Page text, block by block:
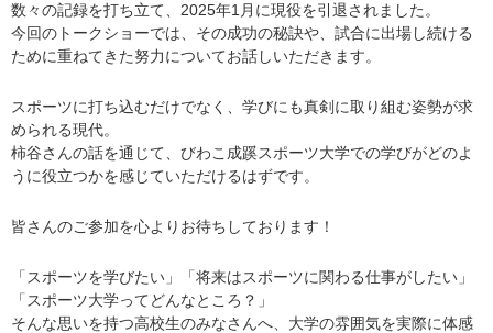
数々の記録を打ち立て、2025年1月に現役を引退されました。
今回のトークショーでは、その成功の秘訣や、試合に出場し続ける
ために重ねてきた努力についてお話しいただきます。
スポーツに打ち込むだけでなく、学びにも真剣に取り組む姿勢が求
められる現代。
柿谷さんの話を通じて、びわこ成蹊スポーツ大学での学びがどのよ
うに役立つかを感じていただけるはずです。
皆さんのご参加を心よりお待ちしております！
「スポーツを学びたい」「将来はスポーツに関わる仕事がしたい」
「スポーツ大学ってどんなところ？」
そんな思いを持つ高校生のみなさんへ、大学の雰囲気を実際に体感